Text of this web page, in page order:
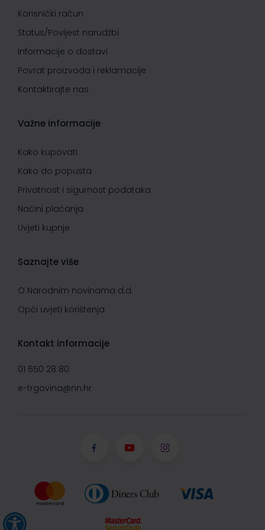
Korisnički račun
Status/Povijest narudžbi
Informacije o dostavi
Povrat proizvoda i reklamacije
Kontaktirajte nas
Važne informacije
Kako kupovati
Kako do popusta
Privatnost i sigurnost podataka
Načini plaćanja
Uvjeti kupnje
Saznajte više
O Narodnim novinama d.d.
Opći uvjeti korištenja
Kontakt informacije
01 650 28 80
e-trgovina@nn.hr